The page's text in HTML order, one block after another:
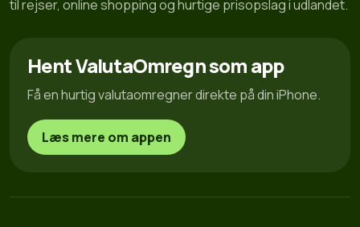
til rejser, online shopping og hurtige prisopslag i udlandet.
Hent ValutaOmregn som app
Få en hurtig valutaomregner direkte på din iPhone.
Læs mere om appen